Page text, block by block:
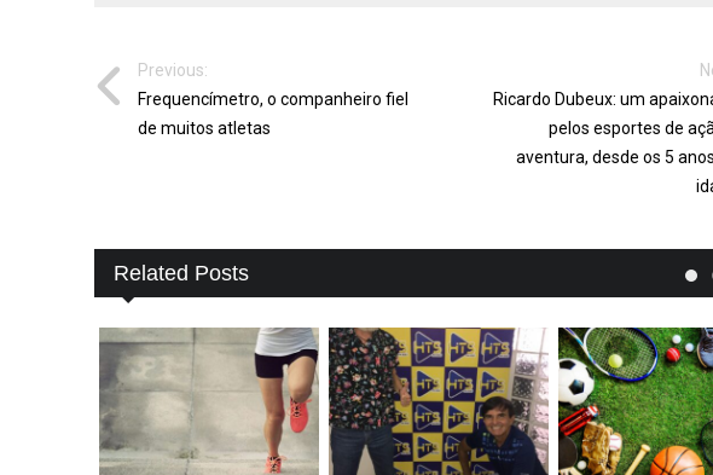
Previous:
Frequencímetro, o companheiro fiel
de muitos atletas
Ricardo Dubeux: um
pelos esportes de
aventura, desde os 5
Related Posts